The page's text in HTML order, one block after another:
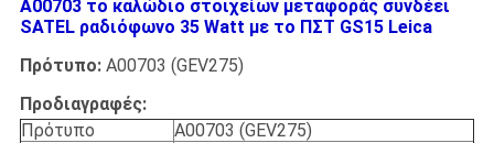
A00703 το καλώδιο στοιχείων μεταφοράς συνδέει
SATEL ραδιόφωνο 35 Watt με το ΠΣΤ GS15 Leica
Πρότυπο:A00703 (GEV275)
Προδιαγραφές:
Πρότυπο
A00703 (GEV275)